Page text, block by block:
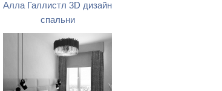
Алла Галлистл 3D дизайн
спальни